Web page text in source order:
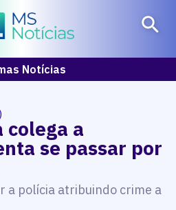
Notícias
colega a
se passar por
a polícia atribuindo crime a